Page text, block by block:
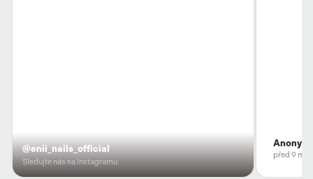
@enii_nails_official
Sledujte nás na Instagramu
Anonym
před 9